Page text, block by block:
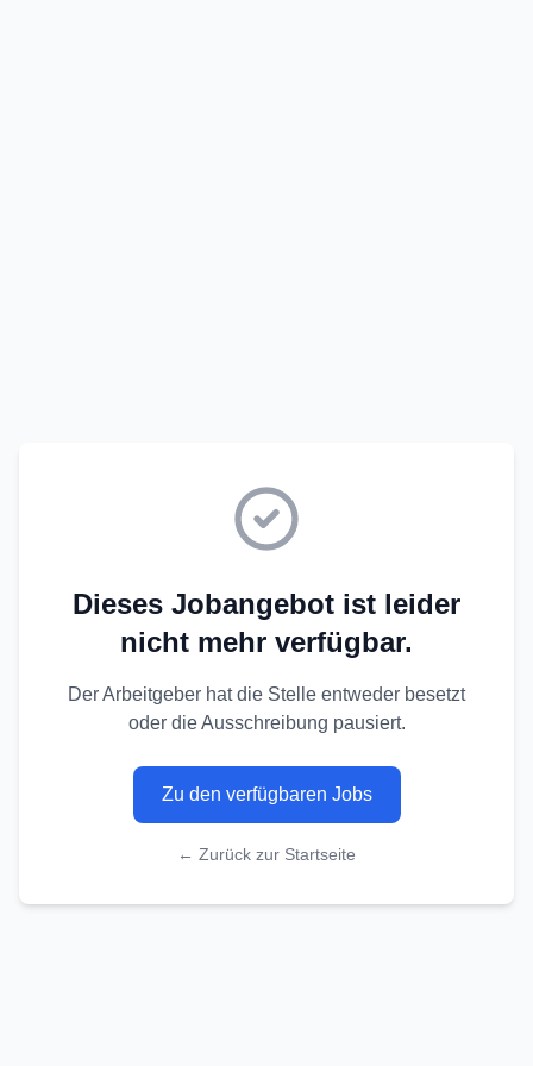
Dieses Jobangebot ist leider
nicht mehr verfügbar.
Der Arbeitgeber hat die Stelle entweder besetzt
oder die Ausschreibung pausiert.
Zu den verfügbaren Jobs
← Zurück zur Startseite